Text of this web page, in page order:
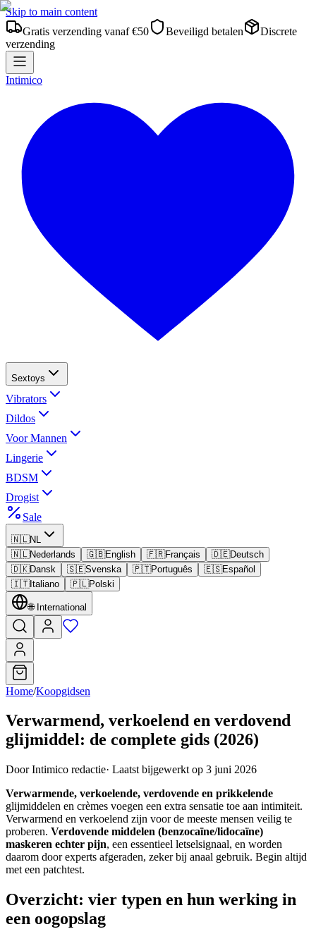
Skip to main content
Gratis verzending vanaf €50
Beveiligd betalen
Discrete
verzending
Intimico
Sextoys
Vibrators
Dildos
Voor Mannen
Lingerie
BDSM
Drogist
Sale
🇳🇱NL
🇳🇱Nederlands 🇬🇧English 🇫🇷Français 🇩🇪Deutsch
🇩🇰Dansk 🇸🇪Svenska 🇵🇹Português 🇪🇸Español
🇮🇹Italiano 🇵🇱Polski
🌐 International
Home/Koopgidsen
Verwarmend, verkoelend en verdovend
glijmiddel: de complete gids (2026)
Door Intimico redactie· Laatst bijgewerkt op 3 juni 2026
Verwarmende, verkoelende, verdovende en prikkelende
glijmiddelen en crèmes voegen een extra sensatie toe aan intimiteit.
Verwarmend en verkoelend zijn voor de meeste mensen veilig te
proberen. Verdovende middelen (benzocaïne/lidocaïne)
maskeren echter pijn, een essentieel letselsignaal, en worden
daarom door experts afgeraden, zeker bij anaal gebruik. Begin altijd
met een patchtest.
Overzicht: vier typen en hun werking in
een oogopslag